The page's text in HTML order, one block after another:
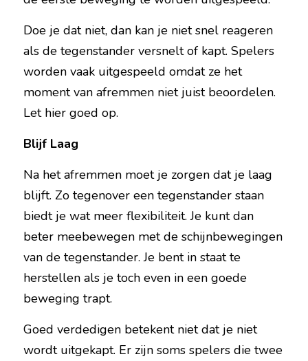
Doe je dat niet, dan kan je niet snel reageren
als de tegenstander versnelt of kapt. Spelers
worden vaak uitgespeeld omdat ze het
moment van afremmen niet juist beoordelen.
Let hier goed op.
Blijf Laag
Na het afremmen moet je zorgen dat je laag
blijft. Zo tegenover een tegenstander staan
biedt je wat meer flexibiliteit. Je kunt dan
beter meebewegen met de schijnbewegingen
van de tegenstander. Je bent in staat te
herstellen als je toch even in een goede
beweging trapt.
Goed verdedigen betekent niet dat je niet
wordt uitgekapt. Er zijn soms spelers die twee